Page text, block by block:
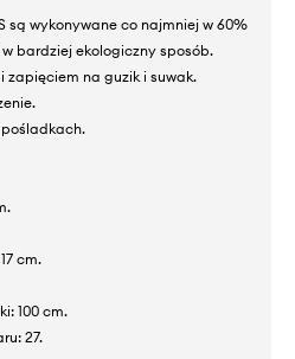
są wykonywane co najmniej w 60%
bardziej ekologiczny sposób.
na guzik i suwak.
pośladkach.
cm.
100 cm.
27.